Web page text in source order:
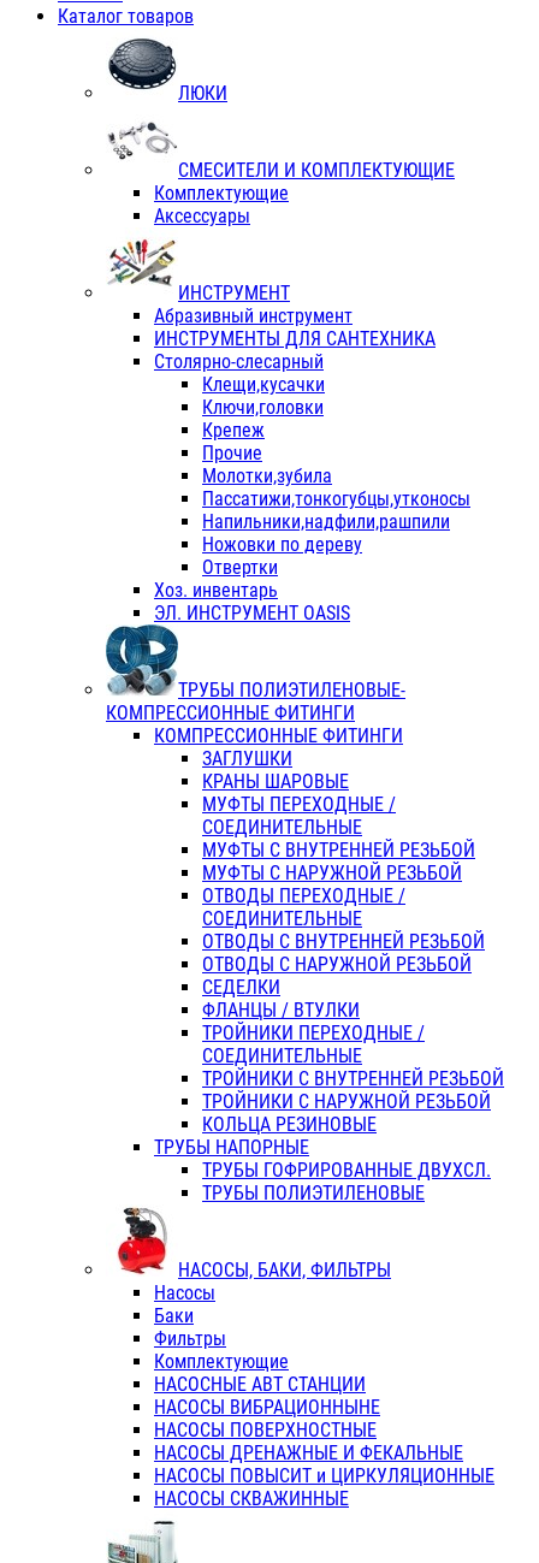
Каталог товаров
ЛЮКИ
СМЕСИТЕЛИ И КОМПЛЕКТУЮЩИЕ
Комплектующие
Аксессуары
ИНСТРУМЕНТ
Абразивный инструмент
ИНСТРУМЕНТЫ ДЛЯ САНТЕХНИКА
Столярно-слесарный
Клещи,кусачки
Ключи,головки
Крепеж
Прочие
Молотки,зубила
Пассатижи,тонкогубцы,утконосы
Напильники,надфили,рашпили
Ножовки по дереву
Отвертки
Хоз. инвентарь
ЭЛ. ИНСТРУМЕНТ OASIS
ТРУБЫ ПОЛИЭТИЛЕНОВЫЕ-
КОМПРЕССИОННЫЕ ФИТИНГИ
КОМПРЕССИОННЫЕ ФИТИНГИ
ЗАГЛУШКИ
КРАНЫ ШАРОВЫЕ
МУФТЫ ПЕРЕХОДНЫЕ /
СОЕДИНИТЕЛЬНЫЕ
МУФТЫ С ВНУТРЕННЕЙ РЕЗЬБОЙ
МУФТЫ С НАРУЖНОЙ РЕЗЬБОЙ
ОТВОДЫ ПЕРЕХОДНЫЕ /
СОЕДИНИТЕЛЬНЫЕ
ОТВОДЫ С ВНУТРЕННЕЙ РЕЗЬБОЙ
ОТВОДЫ С НАРУЖНОЙ РЕЗЬБОЙ
СЕДЕЛКИ
ФЛАНЦЫ / ВТУЛКИ
ТРОЙНИКИ ПЕРЕХОДНЫЕ /
СОЕДИНИТЕЛЬНЫЕ
ТРОЙНИКИ С ВНУТРЕННЕЙ РЕЗЬБОЙ
ТРОЙНИКИ С НАРУЖНОЙ РЕЗЬБОЙ
КОЛЬЦА РЕЗИНОВЫЕ
ТРУБЫ НАПОРНЫЕ
ТРУБЫ ГОФРИРОВАННЫЕ ДВУХСЛ.
ТРУБЫ ПОЛИЭТИЛЕНОВЫЕ
НАСОСЫ, БАКИ, ФИЛЬТРЫ
Насосы
Баки
Фильтры
Комплектующие
НАСОСНЫЕ АВТ СТАНЦИИ
НАСОСЫ ВИБРАЦИОННЫНЕ
НАСОСЫ ПОВЕРХНОСТНЫЕ
НАСОСЫ ДРЕНАЖНЫЕ И ФЕКАЛЬНЫЕ
НАСОСЫ ПОВЫСИТ и ЦИРКУЛЯЦИОННЫЕ
НАСОСЫ СКВАЖИННЫЕ